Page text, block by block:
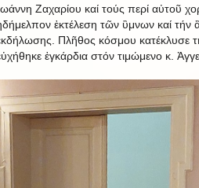
Ζαχαρίου καί τούς περί αὐτοῦ
ἐκτέλεση τῶν ὓμνων καί τήν
Πλῆθος κόσμου κατέκλυσε
ἐγκάρδια στόν τιμώμενο κ.